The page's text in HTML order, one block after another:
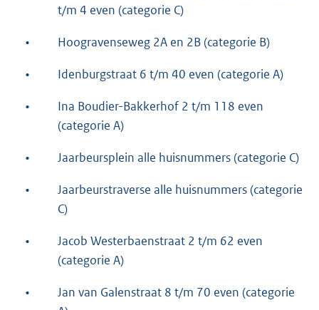
t/m 4 even (categorie C)
• Hoogravenseweg 2A en 2B (categorie B)
• Idenburgstraat 6 t/m 40 even (categorie A)
•
Ina Boudier-Bakkerhof 2 t/m 118 even
(categorie A)
• Jaarbeursplein alle huisnummers (categorie C)
•
Jaarbeurstraverse alle huisnummers (categorie
C)
•
Jacob Westerbaenstraat 2 t/m 62 even
(categorie A)
•
Jan van Galenstraat 8 t/m 70 even (categorie